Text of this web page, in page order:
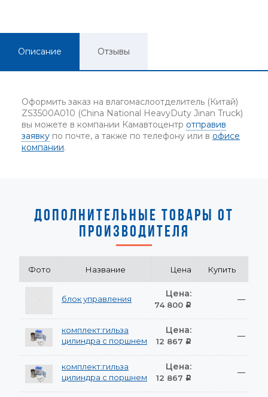
Описание Отзывы
Оформить заказ на влагомаслоотделитель (Китай)
ZS3500A010 (China National HeavyDuty Jinan Truck)
вы можете в компании Камавтоцентр отправив
заявку по почте, а также по телефону или в офисе
компании.
ДОПОЛНИТЕЛЬНЫЕ ТОВАРЫ ОТ
ПРОИЗВОДИТЕЛЯ
Фото Название Цена Купить
блок управления Цена:
74 800 Р
—
комплект:гильза
цилиндра с поршнем
Цена:
12 867 Р
—
комплект:гильза
цилиндра с поршнем
Цена:
12 867 Р
—